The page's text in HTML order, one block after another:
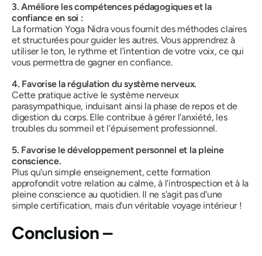
3. Améliore les compétences pédagogiques et la
confiance en soi :
La formation Yoga Nidra vous fournit des méthodes claires
et structurées pour guider les autres. Vous apprendrez à
utiliser le ton, le rythme et l’intention de votre voix, ce qui
vous permettra de gagner en confiance.
4. Favorise la régulation du système nerveux.
Cette pratique active le système nerveux
parasympathique, induisant ainsi la phase de repos et de
digestion du corps. Elle contribue à gérer l'anxiété, les
troubles du sommeil et l'épuisement professionnel.
5. Favorise le développement personnel et la pleine
conscience.
Plus qu'un simple enseignement, cette formation
approfondit votre relation au calme, à l'introspection et à la
pleine conscience au quotidien. Il ne s'agit pas d'une
simple certification, mais d'un véritable voyage intérieur !
Conclusion –